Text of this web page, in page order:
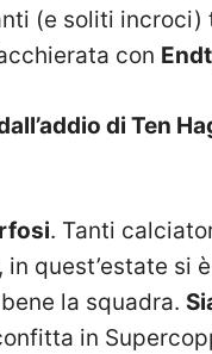
(e soliti
con Endt
di Ten
. Tanti
quest’estate si
la squadra.
in